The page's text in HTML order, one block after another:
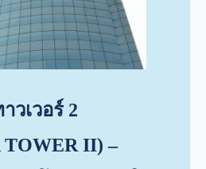
วเวอร์ 2
TOWER II) –